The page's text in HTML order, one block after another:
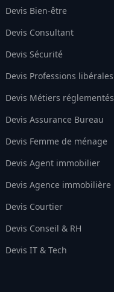
Devis Bien-être
Devis Consultant
Devis Sécurité
Devis Professions libérales
Devis Métiers réglementés
Devis Assurance Bureau
Devis Femme de ménage
Devis Agent immobilier
Devis Agence immobilière
Devis Courtier
Devis Conseil & RH
Devis IT & Tech